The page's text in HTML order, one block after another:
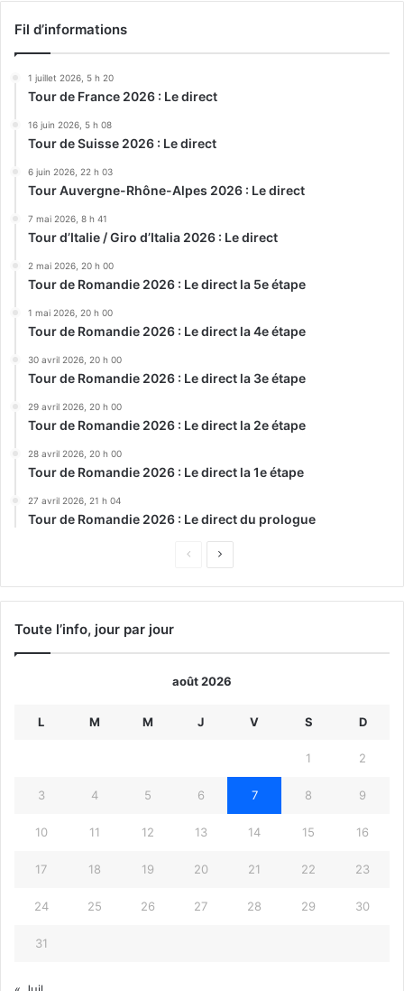
Fil d’informations
1 juillet 2026, 5 h 20
Tour de France 2026 : Le direct
16 juin 2026, 5 h 08
Tour de Suisse 2026 : Le direct
6 juin 2026, 22 h 03
Tour Auvergne-Rhône-Alpes 2026 : Le direct
7 mai 2026, 8 h 41
Tour d’Italie / Giro d’Italia 2026 : Le direct
2 mai 2026, 20 h 00
Tour de Romandie 2026 : Le direct la 5e étape
1 mai 2026, 20 h 00
Tour de Romandie 2026 : Le direct la 4e étape
30 avril 2026, 20 h 00
Tour de Romandie 2026 : Le direct la 3e étape
29 avril 2026, 20 h 00
Tour de Romandie 2026 : Le direct la 2e étape
28 avril 2026, 20 h 00
Tour de Romandie 2026 : Le direct la 1e étape
27 avril 2026, 21 h 04
Tour de Romandie 2026 : Le direct du prologue
Page
Page
Toute l’info, jour par jour
août 2026
L M M J V S D
1 2
3 4 5 6 7 8 9
10 11 12 13 14 15 16
17 18 19 20 21 22 23
24 25 26 27 28 29 30
31